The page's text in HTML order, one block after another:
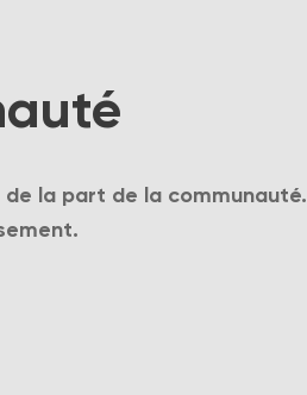
la part de la communauté.